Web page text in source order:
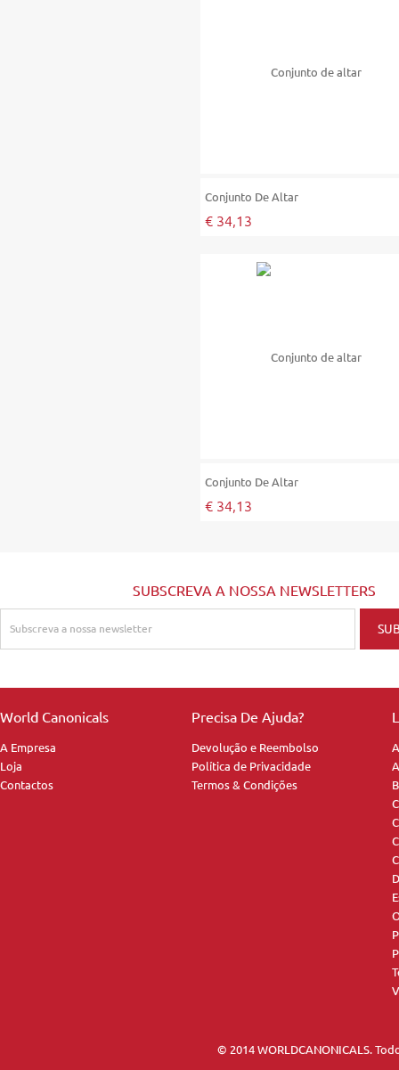
Conjunto De Altar
€ 34,13
Conjunto De Altar
€ 34,13
SUBSCREVA A NOSSA NEWSLETTERS
World Canonicals
A Empresa
Loja
Contactos
Precisa De Ajuda?
Devolução e Reembolso
Política de Privacidade
Termos & Condições
© 2014 WORLDCANONICALS.